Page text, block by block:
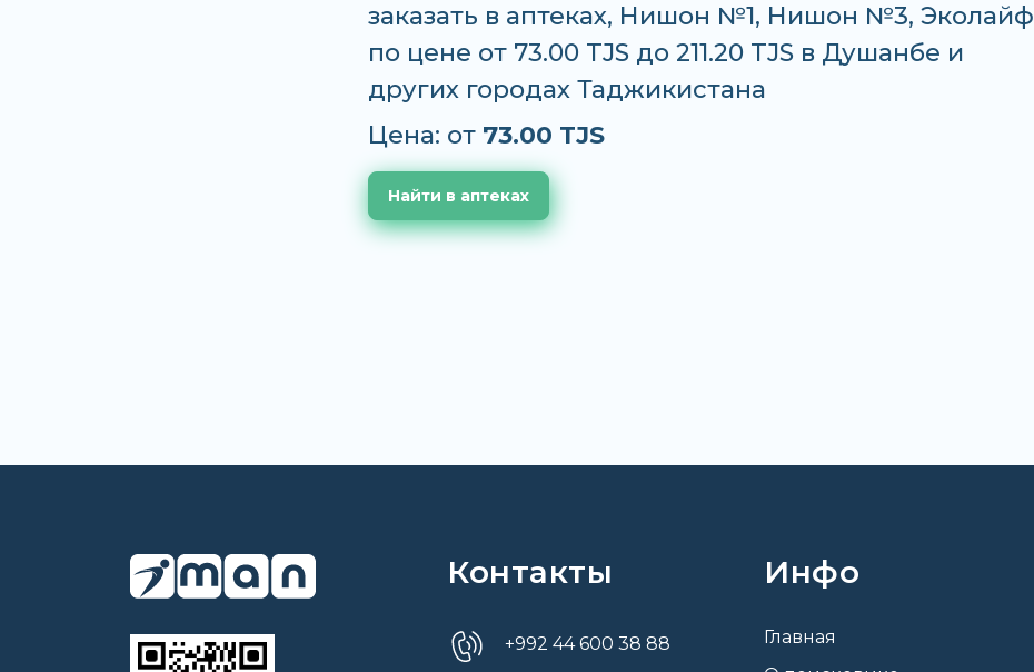
заказать в аптеках, Нишон №1, Нишон №3, Эколайф
по цене от 73.00 TJS до 211.20 TJS в Душанбе и
других городах Таджикистана
Цена: от 73.00 TJS
Найти в аптеках
Контакты
+992 44 600 38 88
Инфо
Главная